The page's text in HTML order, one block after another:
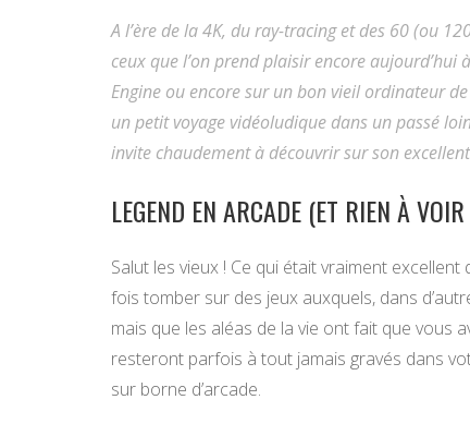
A l’ère de la 4K, du ray-tracing et des 60 (ou
ceux que l’on prend plaisir encore aujourd’hui
Engine ou encore sur un bon vieil ordinateur
un petit voyage vidéoludique dans un passé
invite chaudement à découvrir sur son
LEGEND EN ARCADE (ET RIEN À
Salut les vieux ! Ce qui était vraiment
fois tomber sur des jeux auxquels, dans
mais que les aléas de la vie ont fait que vous
resteront parfois à tout jamais gravés dans
sur borne d’arcade.